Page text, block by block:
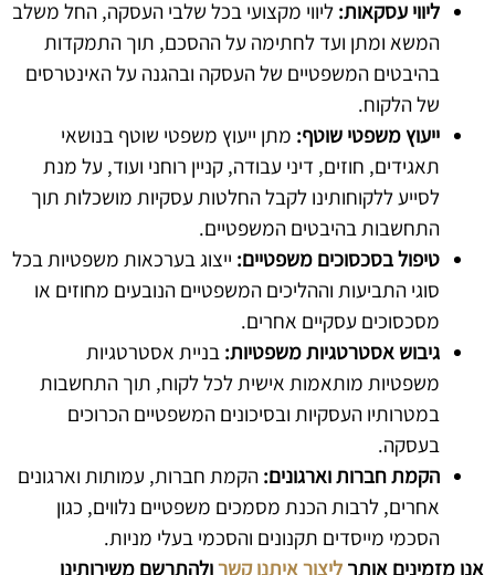
ליווי עסקאות: ליווי מקצועי בכל שלבי העסקה, החל משלב
המשא ומתן ועד לחתימה על ההסכם, תוך התמקדות
בהיבטים המשפטיים של העסקה ובהגנה על האינטרסים
של הלקוח.
ייעוץ משפטי שוטף: מתן ייעוץ משפטי שוטף בנושאי
תאגידים, חוזים, דיני עבודה, קניין רוחני ועוד, על מנת
לסייע ללקוחותינו לקבל החלטות עסקיות מושכלות תוך
התחשבות בהיבטים המשפטיים.
טיפול בסכסוכים משפטיים: ייצוג בערכאות משפטיות בכל
סוגי התביעות וההליכים המשפטיים הנובעים מחוזים או
מסכסוכים עסקיים אחרים.
גיבוש אסטרטגיות משפטיות: בניית אסטרטגיות
משפטיות מותאמות אישית לכל לקוח, תוך התחשבות
במטרותיו העסקיות ובסיכונים המשפטיים הכרוכים
בעסקה.
הקמת חברות וארגונים: הקמת חברות, עמותות וארגונים
אחרים, לרבות הכנת מסמכים משפטיים נלווים, כגון
הסכמי מייסדים תקנונים והסכמי בעלי מניות.
אנו מזמינים אותך ליצור איתנו קשרולהתרשם משירותינו